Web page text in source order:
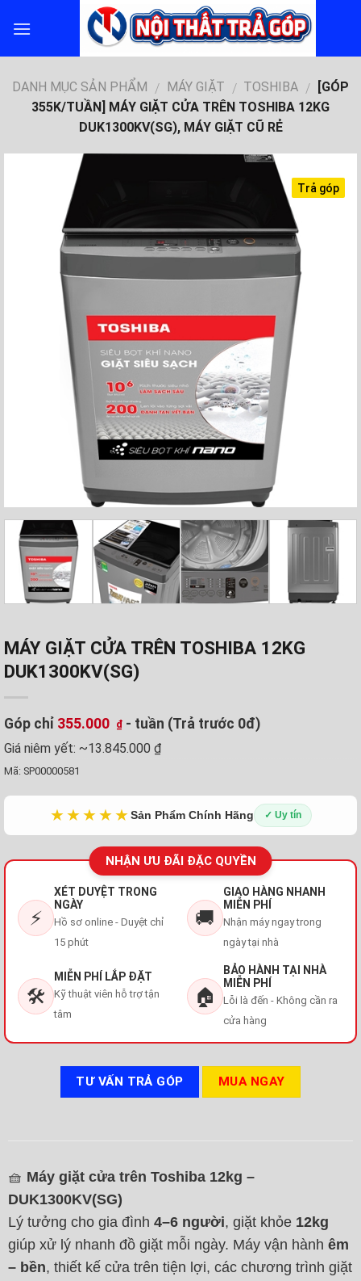
DANH MỤC SẢN PHẨM / MÁY GIẶT / TOSHIBA /
[GÓP
355K/TUẦN] MÁY GIẶT CỬA TRÊN TOSHIBA 12KG
DUK1300KV(SG), MÁY GIẶT CŨ RẺ
Trả góp
MÁY GIẶT CỬA TRÊN TOSHIBA 12KG
DUK1300KV(SG)
Góp chỉ 355.000 ₫ - tuần (Trả trước 0đ)
Giá niêm yết: ~13.845.000 ₫
Mã: SP00000581
★★★★★Sản Phẩm Chính Hãng ✓ Uy tín
NHẬN ƯU ĐÃI ĐẶC QUYỀN
⚡
XÉT DUYỆT TRONG
NGÀY
Hồ sơ online - Duyệt chỉ
15 phút
🚚
GIAO HÀNG NHANH
MIỄN PHÍ
Nhận máy ngay trong
ngày tại nhà
🛠️
MIỄN PHÍ LẮP ĐẶT
Kỹ thuật viên hỗ trợ tận
tâm
🏠
BẢO HÀNH TẠI NHÀ
MIỄN PHÍ
Lỗi là đến - Không cần ra
cửa hàng
TƯ VẤN TRẢ GÓP MUA NGAY
🧺 Máy giặt cửa trên Toshiba 12kg –
DUK1300KV(SG)
Lý tưởng cho gia đình 4–6 người, giặt khỏe 12kg
giúp xử lý nhanh đồ giặt mỗi ngày. Máy vận hành êm
– bền, thiết kế cửa trên tiện lợi, các chương trình giặt